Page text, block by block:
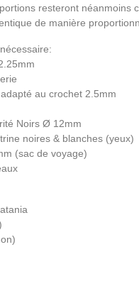
resteront néanmoins
de manière
au crochet 2.5mm
Noirs Ø 12mm
noires & blanches (yeux)
(sac de voyage)